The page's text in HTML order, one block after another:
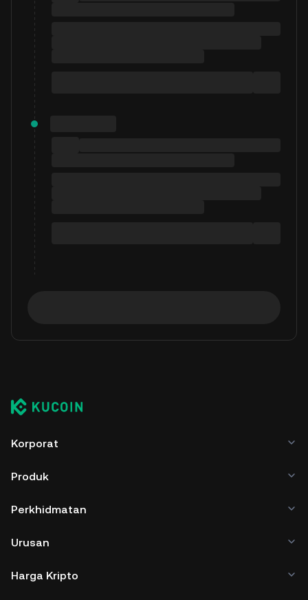
Korporat
Produk
Perkhidmatan
Urusan
Harga Kripto